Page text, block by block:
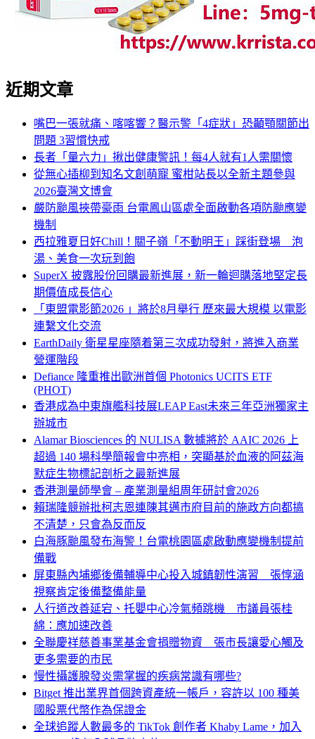
近期文章
嘴巴一張就痛、喀喀響？醫示警「4症狀」恐顳顎關節出
問題 3習慣快戒
長者「量六力」揪出健康警訊！每4人就有1人需關懷
從無心插柳到知名文創萌寵 蜜柑站長以全新主題參與
2026臺灣文博會
嚴防颱風挾帶豪雨 台電鳳山區處全面啟動各項防颱應變
機制
西拉雅夏日好Chill！關子嶺「不動明王」踩街登場 泡
湯、美食一次玩到飽
SuperX 披露股份回購最新進展，新一輪迴購落地堅定長
期價值成長信心
「東盟電影節2026 」將於8月舉行 歷來最大規模 以電影
連繫文化交流
EarthDaily 衛星星座隨着第三次成功發射，將進入商業
營運階段
Defiance 隆重推出歐洲首個 Photonics UCITS ETF
(PHOT)
香港成為中東旗艦科技展LEAP East未來三年亞洲獨家主
辦城市
Alamar Biosciences 的 NULISA 數據將於 AAIC 2026 上
超過 140 場科學簡報會中亮相，突顯基於血液的阿茲海
默症生物標記剖析之最新進展
香港測量師學會 – 產業測量組周年研討會2026
賴瑞隆競辦批柯志恩連陳其邁市府目前的施政方向都搞
不清楚，只會為反而反
白海豚颱風發布海警！台電桃園區處啟動應變機制提前
備戰
屏東縣內埔鄉後備輔導中心投入城鎮韌性演習 張惇涵
視察肯定後備整備能量
人行道改善延宕、托嬰中心冷氣頻跳機 市議員張桂
綿：應加速改善
全聯慶祥慈善事業基金會捐贈物資 張市長讓愛心觸及
更多需要的市民
慢性攝護腺發炎需掌握的疾病常識有哪些?
Bitget 推出業界首個跨資產統一帳戶，容許以 100 種美
國股票代幣作為保證金
全球追蹤人數最多的 TikTok 創作者 Khaby Lame，加入